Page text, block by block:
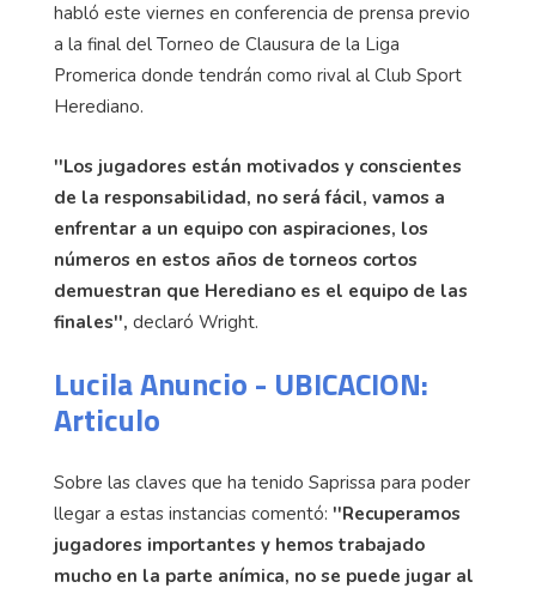
habló este viernes en conferencia de prensa previo
a la final del Torneo de Clausura de la Liga
Promerica donde tendrán como rival al Club Sport
Herediano.
''Los jugadores están motivados y conscientes
de la responsabilidad, no será fácil, vamos a
enfrentar a un equipo con aspiraciones, los
números en estos años de torneos cortos
demuestran que Herediano es el equipo de las
finales'', declaró Wright.
Lucila Anuncio - UBICACION:
Articulo
Sobre las claves que ha tenido Saprissa para poder
llegar a estas instancias comentó: ''Recuperamos
jugadores importantes y hemos trabajado
mucho en la parte anímica, no se puede jugar al